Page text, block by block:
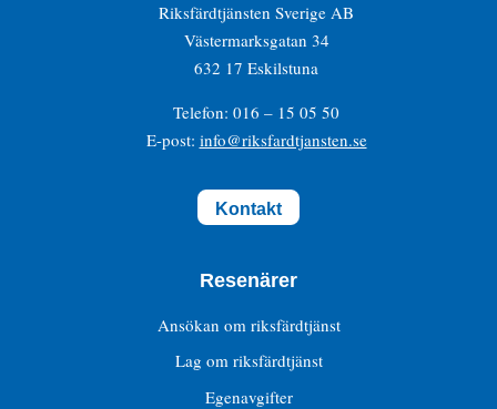
Riksfärdtjänsten Sverige AB
Västermarksgatan 34
632 17 Eskilstuna
Telefon: 016 – 15 05 50
E-post: info@riksfardtjansten.se
Kontakt
Resenärer
Ansökan om riksfärdtjänst
Lag om riksfärdtjänst
Egenavgifter